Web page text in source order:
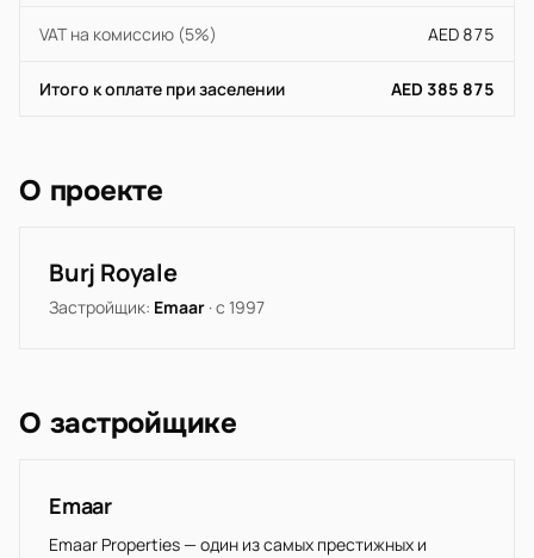
VAT на комиссию (5%) AED 875
Итого к оплате при заселении AED 385 875
О проекте
Burj Royale
Застройщик: Emaar · с 1997
О застройщике
Emaar
Emaar Properties — один из самых престижных и